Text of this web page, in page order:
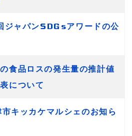
ジャパンSDGsアワードの公
食品ロスの発生量の推計値
について
キッカケマルシェのお知ら